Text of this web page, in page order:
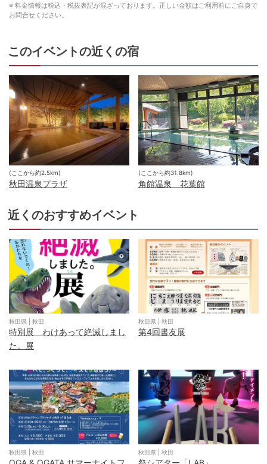
※ 料金情報は税込・税抜表記が混ざっております。正しい金額はご利用前にご自身で
お問合せください。
このイベントの近くの宿
(ここから約2.5km)
秋田温泉プラザ
(ここから約31.8km)
角館温泉 花葉館
近くのおすすめイベント
秋田県 秋田
特別展 わけあって絶滅しまし
た。展
秋田県| 秋田
第4回書友展
秋田県 秋田 秋田県| 秋田